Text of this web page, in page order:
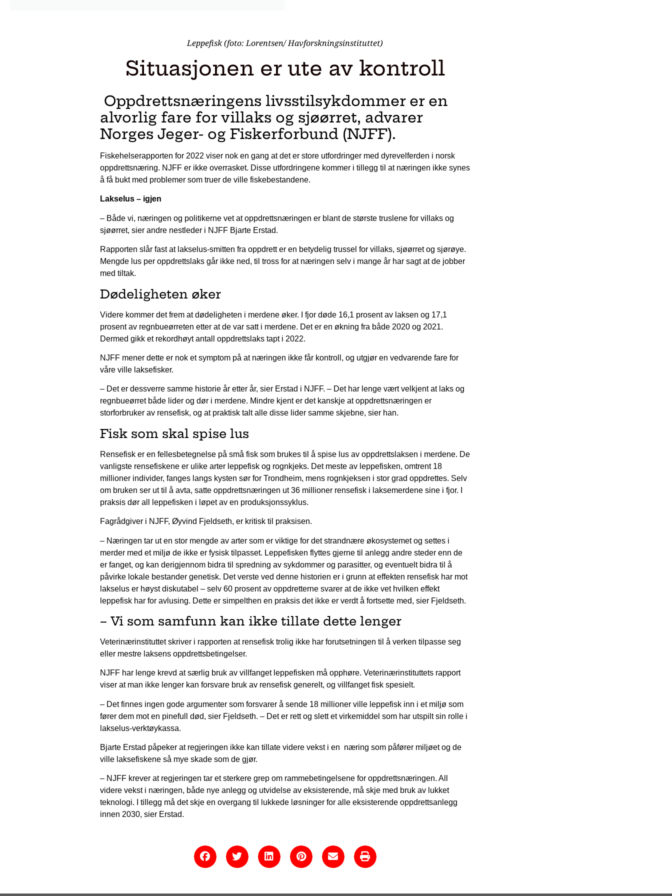
Leppefisk (foto: Lorentsen/ Havforskningsinstituttet)
Situasjonen er ute av kontroll
Oppdrettsnæringens livsstilsykdommer er en
alvorlig fare for villaks og sjøørret, advarer
Norges Jeger- og Fiskerforbund (NJFF).
Fiskehelserapporten for 2022 viser nok en gang at det er store utfordringer med dyrevelferden i norsk
oppdrettsnæring. NJFF er ikke overrasket. Disse utfordringene kommer i tillegg til at næringen ikke synes
å få bukt med problemer som truer de ville fiskebestandene.
Lakselus – igjen
– Både vi, næringen og politikerne vet at oppdrettsnæringen er blant de største truslene for villaks og
sjøørret, sier andre nestleder i NJFF Bjarte Erstad.
Rapporten slår fast at lakselus-smitten fra oppdrett er en betydelig trussel for villaks, sjøørret og sjørøye.
Mengde lus per oppdrettslaks går ikke ned, til tross for at næringen selv i mange år har sagt at de jobber
med tiltak.
Dødeligheten øker
Videre kommer det frem at dødeligheten i merdene øker. I fjor døde 16,1 prosent av laksen og 17,1
prosent av regnbueørreten etter at de var satt i merdene. Det er en økning fra både 2020 og 2021.
Dermed gikk et rekordhøyt antall oppdrettslaks tapt i 2022.
NJFF mener dette er nok et symptom på at næringen ikke får kontroll, og utgjør en vedvarende fare for
våre ville laksefisker.
– Det er dessverre samme historie år etter år, sier Erstad i NJFF. – Det har lenge vært velkjent at laks og
regnbueørret både lider og dør i merdene. Mindre kjent er det kanskje at oppdrettsnæringen er
storforbruker av rensefisk, og at praktisk talt alle disse lider samme skjebne, sier han.
Fisk som skal spise lus
Rensefisk er en fellesbetegnelse på små fisk som brukes til å spise lus av oppdrettslaksen i merdene. De
vanligste rensefiskene er ulike arter leppefisk og rognkjeks. Det meste av leppefisken, omtrent 18
millioner individer, fanges langs kysten sør for Trondheim, mens rognkjeksen i stor grad oppdrettes. Selv
om bruken ser ut til å avta, satte oppdrettsnæringen ut 36 millioner rensefisk i laksemerdene sine i fjor. I
praksis dør all leppefisken i løpet av en produksjonssyklus.
Fagrådgiver i NJFF, Øyvind Fjeldseth, er kritisk til praksisen.
– Næringen tar ut en stor mengde av arter som er viktige for det strandnære økosystemet og settes i
merder med et miljø de ikke er fysisk tilpasset. Leppefisken flyttes gjerne til anlegg andre steder enn de
er fanget, og kan derigjennom bidra til spredning av sykdommer og parasitter, og eventuelt bidra til å
påvirke lokale bestander genetisk. Det verste ved denne historien er i grunn at effekten rensefisk har mot
lakselus er høyst diskutabel – selv 60 prosent av oppdretterne svarer at de ikke vet hvilken effekt
leppefisk har for avlusing. Dette er simpelthen en praksis det ikke er verdt å fortsette med, sier Fjeldseth.
– Vi som samfunn kan ikke tillate dette lenger
Veterinærinstituttet skriver i rapporten at rensefisk trolig ikke har forutsetningen til å verken tilpasse seg
eller mestre laksens oppdrettsbetingelser.
NJFF har lenge krevd at særlig bruk av villfanget leppefisken må opphøre. Veterinærinstituttets rapport
viser at man ikke lenger kan forsvare bruk av rensefisk generelt, og villfanget fisk spesielt.
– Det finnes ingen gode argumenter som forsvarer å sende 18 millioner ville leppefisk inn i et miljø som
fører dem mot en pinefull død, sier Fjeldseth. – Det er rett og slett et virkemiddel som har utspilt sin rolle i
lakselus-verktøykassa.
Bjarte Erstad påpeker at regjeringen ikke kan tillate videre vekst i en næring som påfører miljøet og de
ville laksefiskene så mye skade som de gjør.
– NJFF krever at regjeringen tar et sterkere grep om rammebetingelsene for oppdrettsnæringen. All
videre vekst i næringen, både nye anlegg og utvidelse av eksisterende, må skje med bruk av lukket
teknologi. I tillegg må det skje en overgang til lukkede løsninger for alle eksisterende oppdrettsanlegg
innen 2030, sier Erstad.